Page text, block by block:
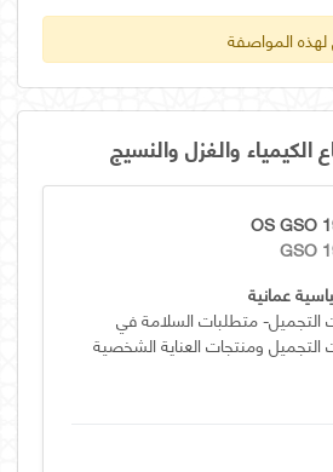
لهذه المواصفة
الكيمياء والغزل والنسيج
OS GSO
GSO
عمانية
متطلبات السلامة في
ومنتجات العناية الشخصية